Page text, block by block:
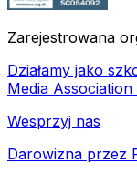
Zarejestrowana
Działamy jako
Media Association
Wesprzyj nas
Darowizna przez